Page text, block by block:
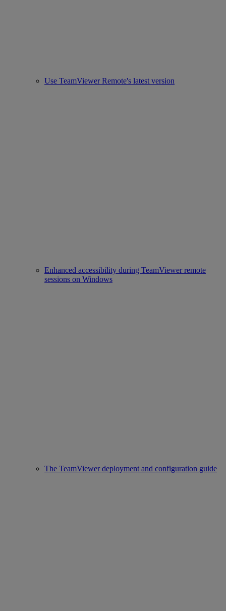
Use TeamViewer Remote's latest version
Enhanced accessibility during TeamViewer remote
sessions on Windows
The TeamViewer deployment and configuration guide